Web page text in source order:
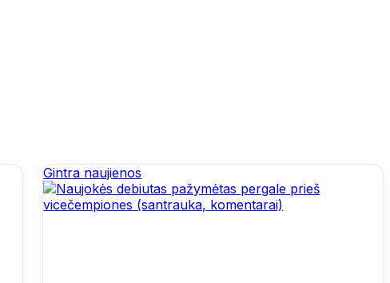
Gintra naujienos